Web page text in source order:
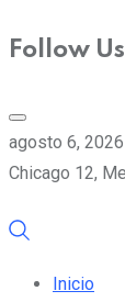
Follow Us
agosto 6, 2026
Chicago 12,
Inicio